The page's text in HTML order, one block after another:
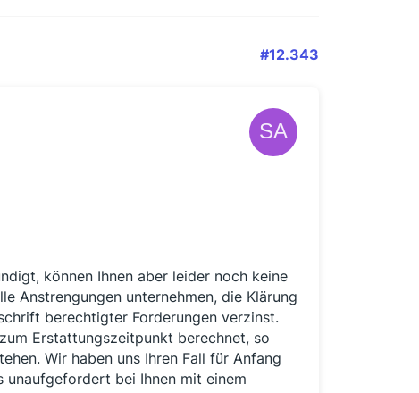
#12.343
können Ihnen aber leider noch keine
Anstrengungen unternehmen, die Klärung
berechtigter Forderungen verzinst.
Erstattungszeitpunkt berechnet, so
Wir haben uns Ihren Fall für Anfang
unaufgefordert bei Ihnen mit einem